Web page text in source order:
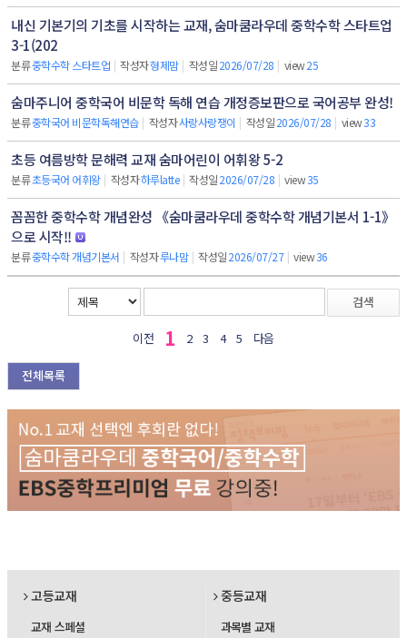
내신 기본기의 기초를 시작하는 교재, 숨마쿰라우데 중학수학 스타트업
3-1(202
분류중학수학 스타트업 | 작성자형제맘 | 작성일2026/07/28 | view25
숨마주니어 중학국어 비문학 독해 연습 개정증보판으로 국어공부 완성!
분류중학국어 비문학독해연습 | 작성자사랑사랑쟁이 | 작성일2026/07/28 | view33
초등 여름방학 문해력 교재 숨마어린이 어휘왕 5-2
분류초등국어 어휘왕 | 작성자하루latte | 작성일2026/07/28 | view35
꼼꼼한 중학수학 개념완성 《숨마쿰라우데 중학수학 개념기본서 1-1》
으로 시작!!
분류중학수학 개념기본서 | 작성자루나맘 | 작성일2026/07/27 | view36
검색
이전 1 2 3 4 5 다음
전체목록
고등교재
교재 스페셜
중등교재
과목별 교재